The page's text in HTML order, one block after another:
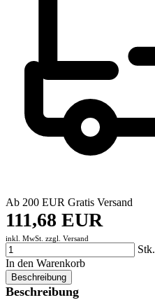
Ab 200 EUR Gratis Versand
111,68 EUR
inkl. MwSt. zzgl. Versand
Stk.
In den Warenkorb
Beschreibung
Beschreibung